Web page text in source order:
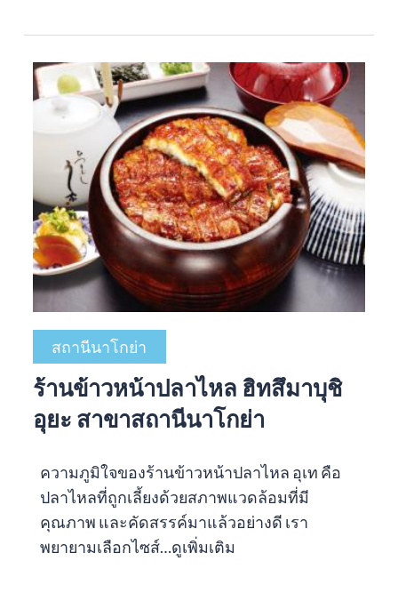
สถานีนาโกย่า
ร้านข้าวหน้าปลาไหล ฮิทสึมาบุชิ
อุยะ สาขาสถานีนาโกย่า
ความภูมิใจของร้านข้าวหน้าปลาไหล อุเท คือ
ปลาไหลที่ถูกเลี้ยงด้วยสภาพแวดล้อมที่มี
คุณภาพ และคัดสรรค์มาแล้วอย่างดี เรา
พยายามเลือกไซส์…ดูเพิ่มเติม